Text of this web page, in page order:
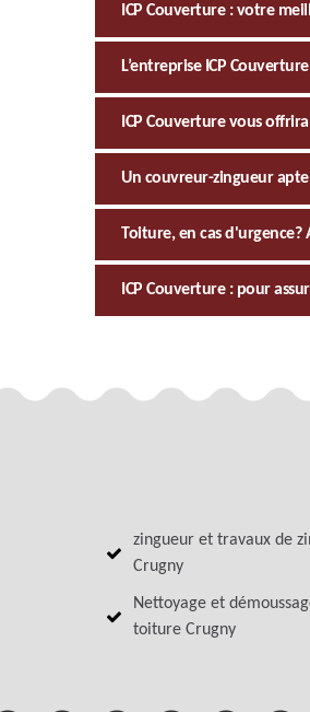
ICP Couverture : votre
L’entreprise ICP
ICP Couverture vous
Un couvreur-zingueur
Toiture, en cas d'urgence?
ICP Couverture : pour
zingueur et travaux de
Crugny
Nettoyage et
toiture Crugny